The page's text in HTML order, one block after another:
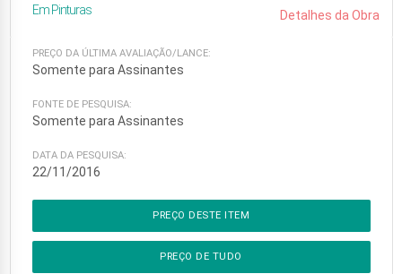
Em Pinturas Detalhes da Obra
PREÇO DA ÚLTIMA AVALIAÇÃO/LANCE:
Somente para Assinantes
FONTE DE PESQUISA:
Somente para Assinantes
DATA DA PESQUISA:
22/11/2016
PREÇO DESTE ITEM
PREÇO DE TUDO